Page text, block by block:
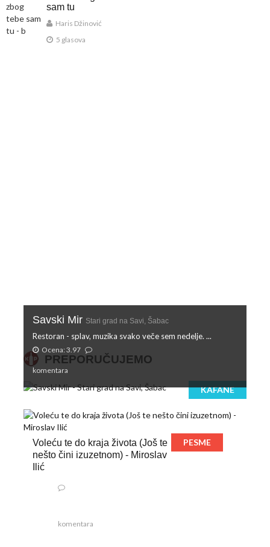
sam tu
Haris Džinović
5 glasova
PREPORUČUJEMO
KAFANE
Savski Mir Stari grad na Savi, Šabac
Restoran - splav, muzika svako veče sem nedelje. ...
Ocena: 3.97
komentara
Voleću te do kraja života (Još te
nešto čini izuzetnom) - Miroslav
Ilić
PESME
komentara